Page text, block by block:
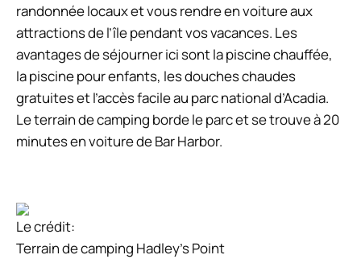
randonnée locaux et vous rendre en voiture aux
attractions de l’île pendant vos vacances. Les
avantages de séjourner ici sont la piscine chauffée,
la piscine pour enfants, les douches chaudes
gratuites et l’accès facile au parc national d’Acadia.
Le terrain de camping borde le parc et se trouve à 20
minutes en voiture de Bar Harbor.
Le crédit:
Terrain de camping Hadley’s Point